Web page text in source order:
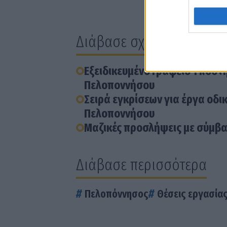
Διάβασε σχετικά
Εξειδικευμένο Γραφείο
Πελοποννήσου
Σειρά εγκρίσεων για έργα
Πελοποννήσου
Μαζικές προσλήψεις με
Διάβασε περισσότερα
Πελοπόννησος Θέσεις εργασίας